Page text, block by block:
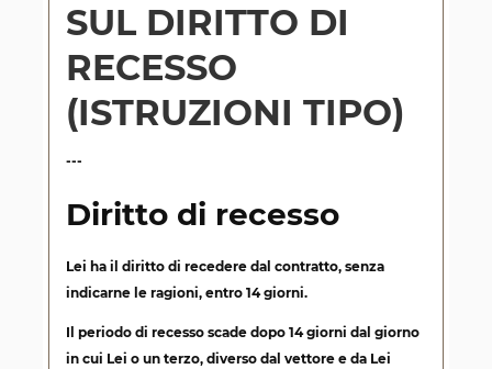
SUL DIRITTO DI
RECESSO
(ISTRUZIONI TIPO)
---
Diritto di recesso
Lei ha il diritto di recedere dal contratto, senza
indicarne le ragioni, entro 14 giorni.
Il periodo di recesso scade dopo 14 giorni dal giorno
in cui Lei o un terzo, diverso dal vettore e da Lei